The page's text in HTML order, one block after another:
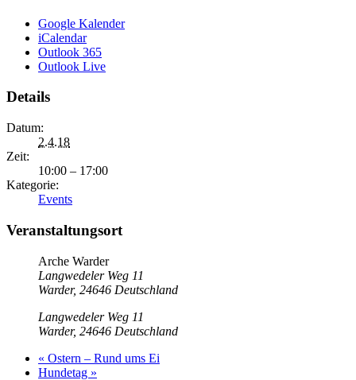
Google Kalender
iCalendar
Outlook 365
Outlook Live
Details
Datum:
2.4.18
Zeit:
10:00 – 17:00
Kategorie:
Events
Veranstaltungsort
Arche Warder
Langwedeler Weg 11
Warder, 24646 Deutschland
Langwedeler Weg 11
Warder, 24646 Deutschland
« Ostern – Rund ums Ei
Hundetag »